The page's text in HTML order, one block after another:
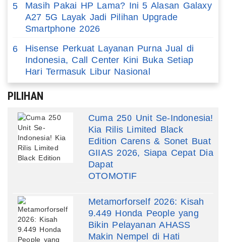
5
Masih Pakai HP Lama? Ini 5 Alasan Galaxy
A27 5G Layak Jadi Pilihan Upgrade
Smartphone 2026
6
Hisense Perkuat Layanan Purna Jual di
Indonesia, Call Center Kini Buka Setiap
Hari Termasuk Libur Nasional
PILIHAN
Cuma 250 Unit Se-Indonesia!
Kia Rilis Limited Black
Edition Carens & Sonet Buat
GIIAS 2026, Siapa Cepat Dia
Dapat
OTOMOTIF
Metamorforself 2026: Kisah
9.449 Honda People yang
Bikin Pelayanan AHASS
Makin Nempel di Hati